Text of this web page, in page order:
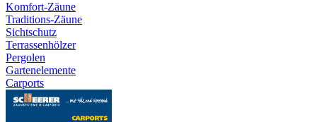
Komfort-Zäune
Traditions-Zäune
Sichtschutz
Terrassenhölzer
Pergolen
Gartenelemente
Carports